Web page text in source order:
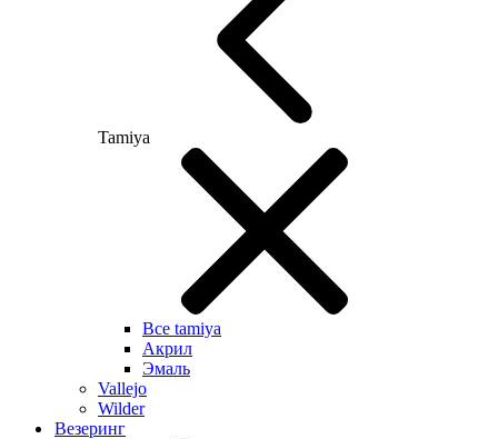
Tamiya
Все tamiya
Акрил
Эмаль
Vallejo
Wilder
Везеринг